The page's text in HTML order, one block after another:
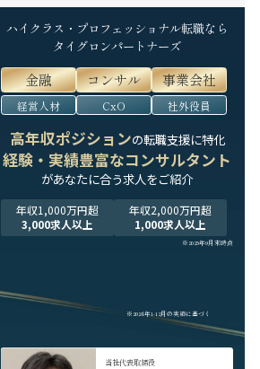
ハイクラス・プロフェッショナル転職なら
タイグロンパートナーズ
金融 コンサル 事業会社
経営人材 CxO 社外役員
高年収ポジションの転職支援に特化
経験・実績豊富なコンサルタント
があなたに合う求人をご紹介
年収1,000万円超
3,000求人以上
年収2,000万円超
1,000求人以上
※2025年9月末時点
※2024年1-12月の実績に基づく
当社代表取締役